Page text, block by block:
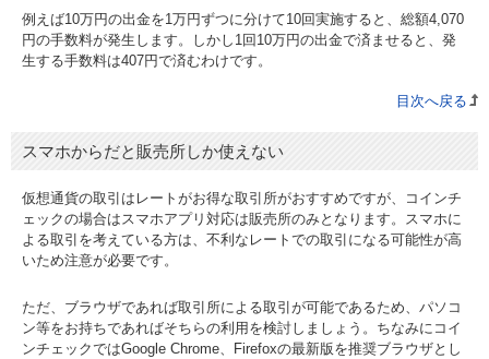
例えば10万円の出金を1万円ずつに分けて10回実施すると、総額4,070
円の手数料が発生します。しかし1回10万円の出金で済ませると、発
生する手数料は407円で済むわけです。
目次へ戻る
スマホからだと販売所しか使えない
仮想通貨の取引はレートがお得な取引所がおすすめですが、コインチ
ェックの場合はスマホアプリ対応は販売所のみとなります。スマホに
よる取引を考えている方は、不利なレートでの取引になる可能性が高
いため注意が必要です。
ただ、ブラウザであれば取引所による取引が可能であるため、パソコ
ン等をお持ちであればそちらの利用を検討しましょう。ちなみにコイ
ンチェックではGoogle Chrome、Firefoxの最新版を推奨ブラウザとし